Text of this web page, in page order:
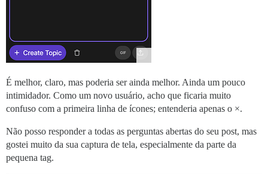
É melhor, claro, mas poderia ser ainda melhor. Ainda um pouco
intimidador. Como um novo usuário, acho que ficaria muito
confuso com a primeira linha de ícones; entenderia apenas o ×.
Não posso responder a todas as perguntas abertas do seu post, mas
gostei muito da sua captura de tela, especialmente da parte da
pequena tag.